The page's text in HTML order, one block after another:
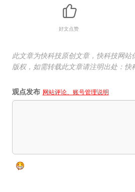
好文点赞
此文章为快科技原创文章，快科技网站
版权，如需转载此文章请注明出处：快
观点发布 网站评论、账号管理说明